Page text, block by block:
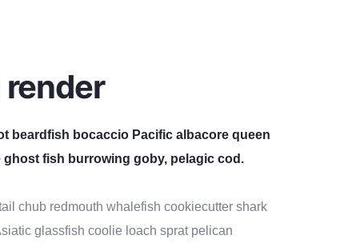
render
beardfish bocaccio Pacific albacore queen
fish burrowing goby, pelagic cod.
chub redmouth whalefish cookiecutter shark
glassfish coolie loach sprat pelican